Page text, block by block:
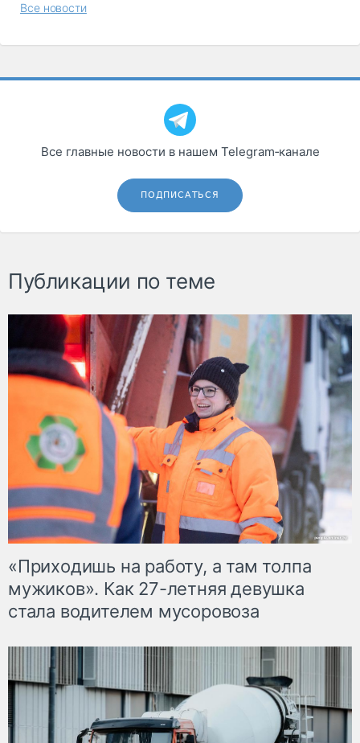
Все новости
Все главные новости в нашем Telegram‑канале
ПОДПИСАТЬСЯ
Публикации по теме
«Приходишь на работу, а там толпа
мужиков». Как 27-летняя девушка
стала водителем мусоровоза